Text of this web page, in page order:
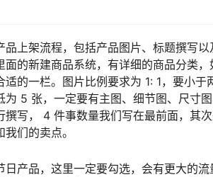
上架流程，包括产品图片、标题撰写
的新建商品系统，有详细的商品分类，
的一栏。图片比例要求为 1: 1，要小于
5 张，一定要有主图、细节图、尺寸
写， 4 件事数量我们写在最前面，其
们的卖点。
产品，这里一定要勾选，会有更大的